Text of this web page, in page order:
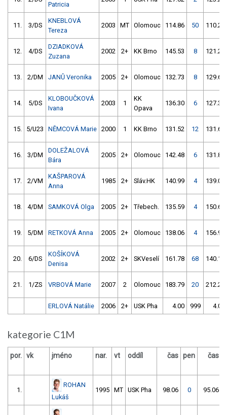
Patricia
11. 3/DS
KNEBLOVÁ
Tereza
2003 MT Olomouc 114.86 50 110.22
12. 4/DS
DZIADKOVÁ
Zuzana
2002 2+ KK Brno 145.53 8 121.25
13. 2/DM JANŮ Veronika 2005 2+ Olomouc 132.73 8 129.60
14. 5/DS
KLOBOUČKOVÁ
Ivana
2003 1
KK
Opava
136.30 6 127.34
15. 5/U23 NĚMCOVÁ Marie 2000 1 KK Brno 131.52 12 131.62
16. 3/DM
DOLEŽALOVÁ
Bára
2005 2+ Olomouc 142.48 6 131.87
17. 2/VM
KAŠPAROVÁ
Anna
1985 2+ Sláv.HK 140.99 4 139.05
18. 4/DM SAMKOVÁ Olga 2005 2+ Třebech. 135.59 4 150.61
19. 5/DM RETKOVÁ Anna 2005 2+ Olomouc 138.06 4 156.91
20. 6/DS
KOŠÍKOVÁ
Denisa
2002 2+ SKVeselí 161.78 68 140.18
21. 1/ZS VRBOVÁ Marie 2007 2 Olomouc 183.79 20 212.29
ERLOVÁ Natálie 2006 2+ USK Pha 4.00 999 4.00
kategorie C1M
por. vk jméno nar. vt oddíl čas pen čas
1.
ROHAN
Lukáš
1995 MT USK Pha 98.06 0 95.06